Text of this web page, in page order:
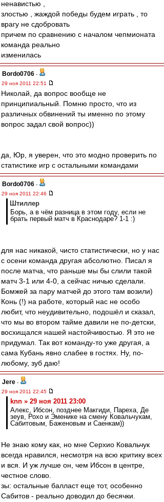
ненавистью ,
злостью , жаждой победы будем играть , то
врагу не сдобровать
причем по сравнению с началом чепмионата
команда реально
изменилась
Bordo0706 -
29 ноя 2011 22:51
Николай, да вопрос вообще не
принципиальный. Помню просто, что из
различных обвинений ты именно по этому
вопрос задал свой вопрос))
да, Юр, я уверен, что это модно проверить по
статистике игр с остальными командами
Bordo0706 -
29 ноя 2011 22:46
Штиллер
Борь, а в чём разница в этом году, если не
брать первый матч в Краснодаре? 1-1 :)
для нас никакой, чисто статистически, но у нас
с осени команда другая абсолютно. Писал я
после матча, что раньше мы бы слили такой
матч 3-1 или 4-0, а сейчас ничью сделали.
Бомжей за пару матчей до этого там возили)
Конь (!) на работе, который нас не особо
любит, что неудивительно, подошёл и сказал,
что мы во втором тайме давили не по-детски,
восхищался нашей настойчивостью. Я это не
придумал. Так вот команду-то уже другая, а
сама Кубань явно слабее в гостях. Ну, по-
любому, зуб даю!
Jere -
29 ноя 2011 22:45
knn » 29 ноя 2011 23:00
Алекс, Ибсон, позднее Макгиди, Пареха, Де
зеув, Рохо и Эменике на смену Ковальчукам,
Сабитовым, Баженовым и Саенкам))
Не знаю кому как, но мне Серхио Ковальчук
всегда нравился, несмотря на всю критику всех
и вся. И уж лучше он, чем Ибсон в центре,
честное слово.
зы: остальные балласт еще тот, особенно
Сабитов - реально доводил до бесячки.